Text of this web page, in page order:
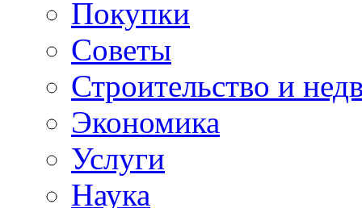
Покупки
Советы
Строительство и
Экономика
Услуги
Наука